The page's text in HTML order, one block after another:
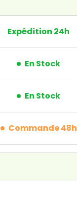
Expédition 24h
En Stock
En Stock
Commande 48h